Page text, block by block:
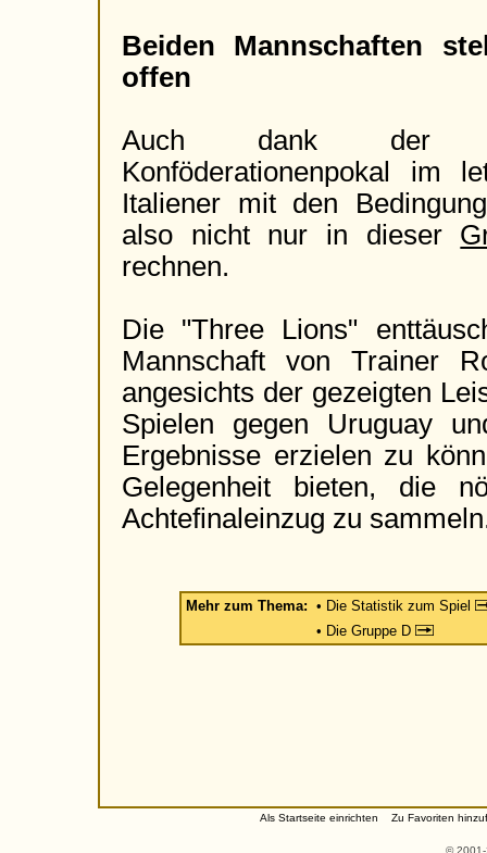
Beiden Mannschaften
offen
Auch dank der
Konföderationenpokal im
Italiener mit den
also nicht nur in dieser
rechnen.
Die "Three Lions"
Mannschaft von Trainer
angesichts der gezeigten
Spielen gegen Uruguay
Ergebnisse erzielen zu
Gelegenheit bieten, die
Achtefinaleinzug zu
Mehr zum Thema: • Die Statistik zum Spiel
• Die Gruppe D
Als Startseite einrichten Zu Favoriten
©